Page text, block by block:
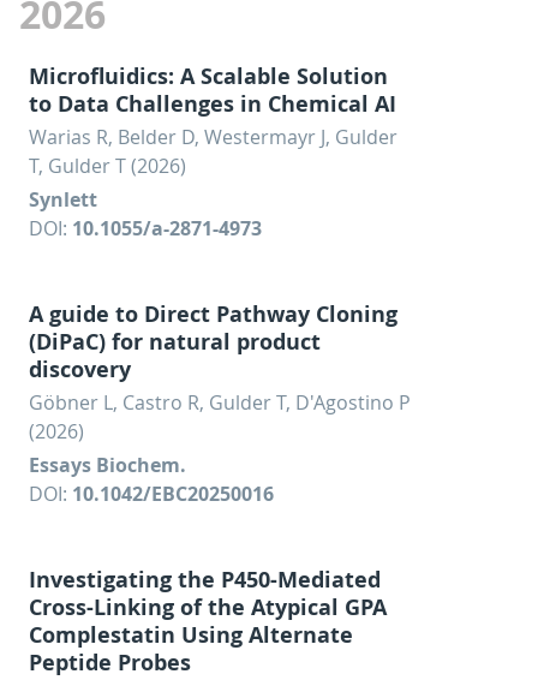
2026
Microfluidics: A Scalable Solution
to Data Challenges in Chemical AI
Warias R, Belder D, Westermayr J, Gulder
T, Gulder T (2026)
Synlett
DOI: 10.1055/a-2871-4973
A guide to Direct Pathway Cloning
(DiPaC) for natural product
discovery
Göbner L, Castro R, Gulder T, D'Agostino P
(2026)
Essays Biochem.
DOI: 10.1042/EBC20250016
Investigating the P450-Mediated
Cross-Linking of the Atypical GPA
Complestatin Using Alternate
Peptide Probes